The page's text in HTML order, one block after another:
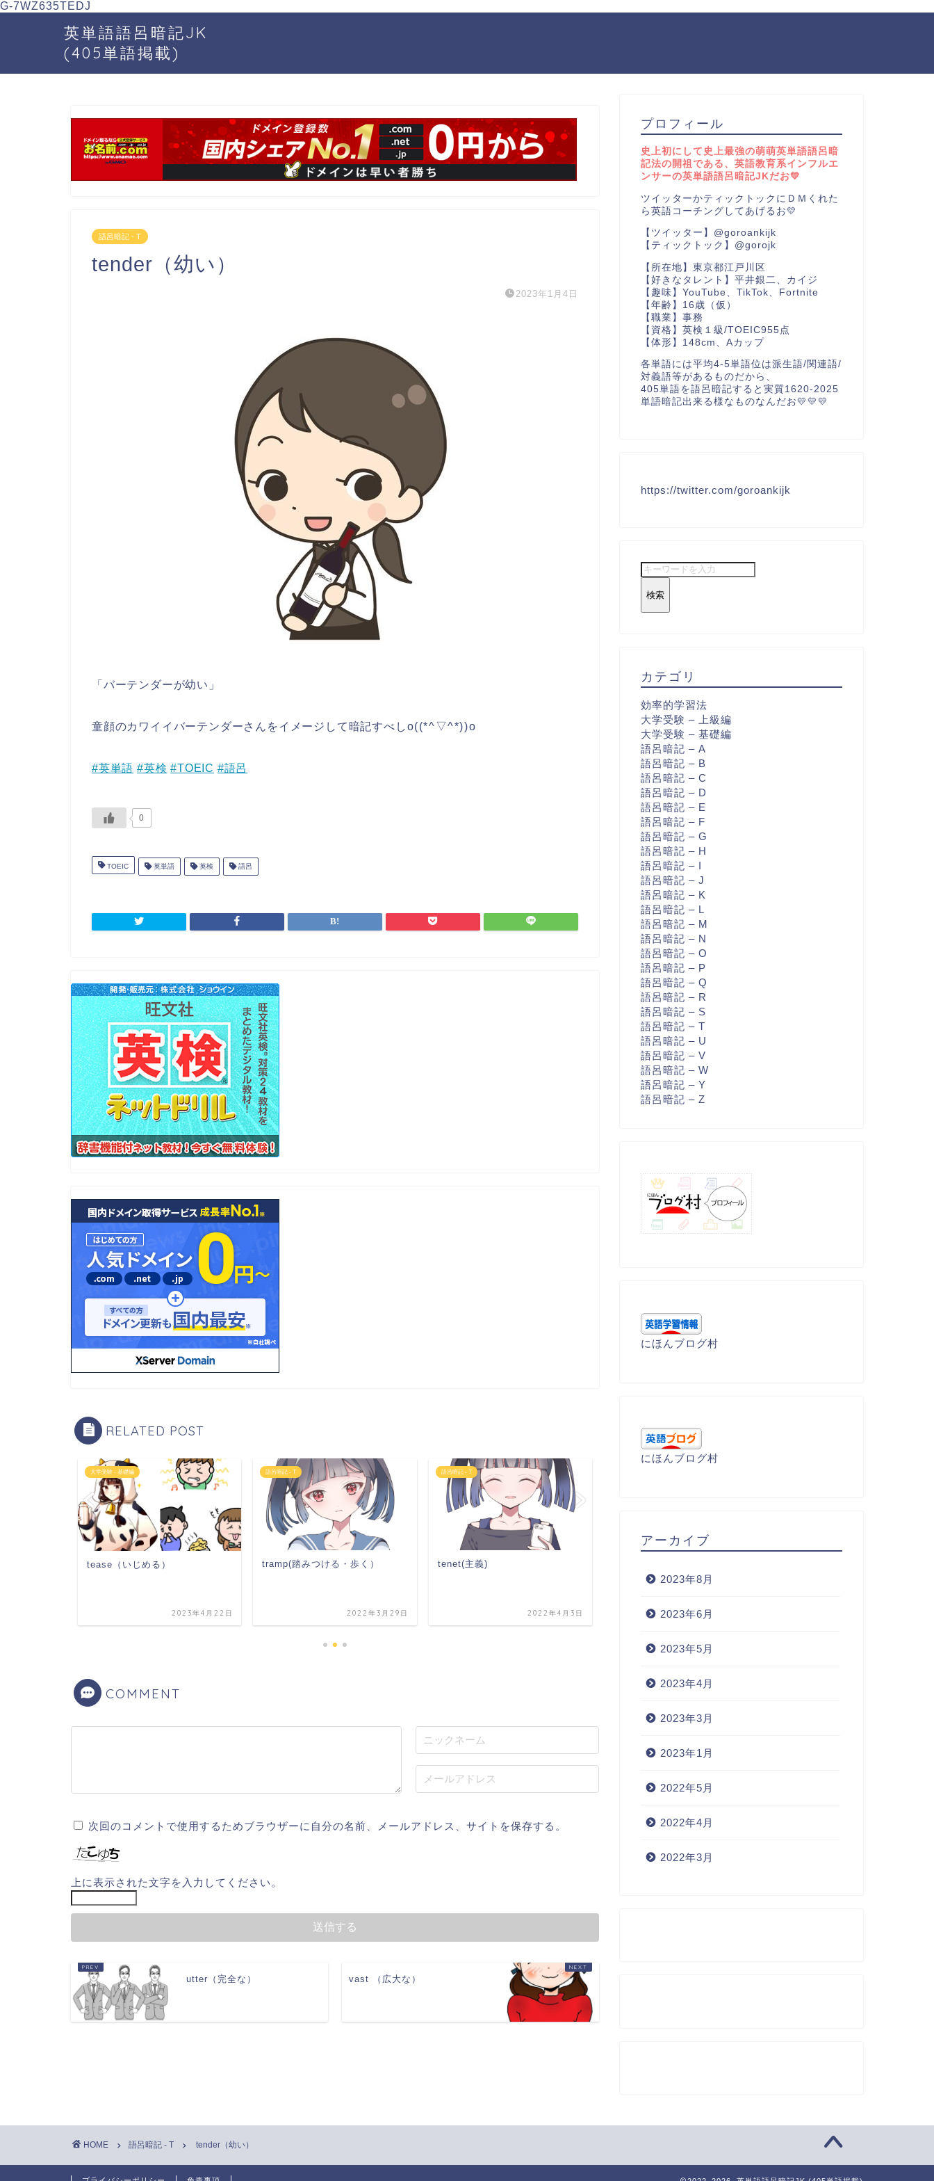
G-7WZ635TEDJ
英単語語呂暗記JK
(405単語掲載)
語呂暗記 - T
tender（幼い）
2023年1月4日
「バーテンダーが幼い」
童顔のカワイイバーテンダーさんをイメージして暗記すべしo⁠(⁠(⁠*⁠^⁠▽⁠^⁠*⁠)⁠)⁠o
#英単語 #英検 #TOEIC #語呂
0
TOEIC 英単語 英検 語呂
RELATED POST
大学受験 - 基礎編
tease（いじめる）
2023年4月22日
語呂暗記 - T
tramp(踏みつける・歩く）
2022年3月29日
語呂暗記 - T
tenet(主義)
2022年4月3日 2023年4月22日
COMMENT
次回のコメントで使用するためブラウザーに自分の名前、メールアドレス、サイトを保存する。
上に表示された文字を入力してください。
utter（完全な） vast （広大な）
プロフィール
史上初にして史上最強の萌萌英単語語呂暗
記法の開祖である、英語教育系インフルエ
ンサーの英単語語呂暗記JKだお💛
ツイッターかティックトックにＤＭくれた
ら英語コーチングしてあげるお💛
【ツイッター】@goroankijk
【ティックトック】@gorojk
【所在地】東京都江戸川区
【好きなタレント】平井銀二、カイジ
【趣味】YouTube、TikTok、Fortnite
【年齢】16歳（仮）
【職業】事務
【資格】英検１級/TOEIC955点
【体形】148cm、Aカップ
各単語には平均4-5単語位は派生語/関連語/
対義語等があるものだから、
405単語を語呂暗記すると実質1620-2025
単語暗記出来る様なものなんだお💛💛💛
https://twitter.com/goroankijk
検索
カテゴリ
効率的学習法
大学受験 – 上級編
大学受験 – 基礎編
語呂暗記 – A
語呂暗記 – B
語呂暗記 – C
語呂暗記 – D
語呂暗記 – E
語呂暗記 – F
語呂暗記 – G
語呂暗記 – H
語呂暗記 – I
語呂暗記 – J
語呂暗記 – K
語呂暗記 – L
語呂暗記 – M
語呂暗記 – N
語呂暗記 – O
語呂暗記 – P
語呂暗記 – Q
語呂暗記 – R
語呂暗記 – S
語呂暗記 – T
語呂暗記 – U
語呂暗記 – V
語呂暗記 – W
語呂暗記 – Y
語呂暗記 – Z
にほんブログ村
にほんブログ村
アーカイブ
2023年8月
2023年6月
2023年5月
2023年4月
2023年3月
2023年1月
2022年5月
2022年4月
2022年3月
HOME 語呂暗記 - T tender（幼い）